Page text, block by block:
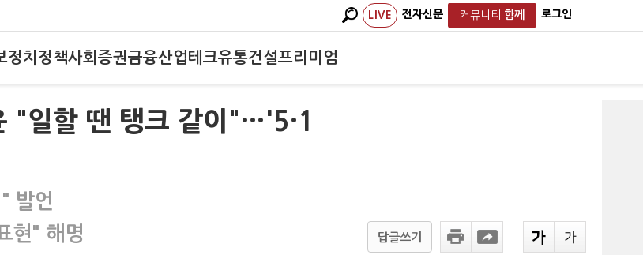
LIVE 전자신문 커뮤니티 함께 로그인
정치 정책사회 증권금융산업테크유통건설프리미엄
"일할 땐 탱크 같이"…'5·1
발언
현" 해명
답글쓰기